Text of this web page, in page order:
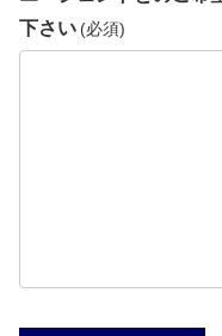
下さい (必須)